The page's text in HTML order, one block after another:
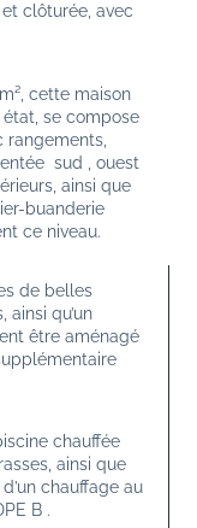
clôturée, avec
cette maison
se compose
rangements,
sud , ouest
ainsi que
buanderie
ce niveau.
de belles
qu’un
être aménagé
chauffée
ainsi que
chauffage au
B .